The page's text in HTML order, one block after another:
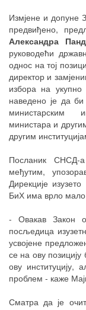
Измјене и допуне
предвиђено,
Александра
руководећи
однос на тој
директор и
избора на
наведено је да
министарским
министара и
другим
Посланик
међутим,
Дирекције
БиХ има врло мало
- Овакав Закон о
посљедица
усвојене
се на ову
ову институцију,
проблем - каже
Сматра да је